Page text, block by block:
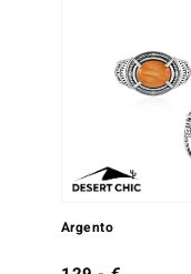
Argento